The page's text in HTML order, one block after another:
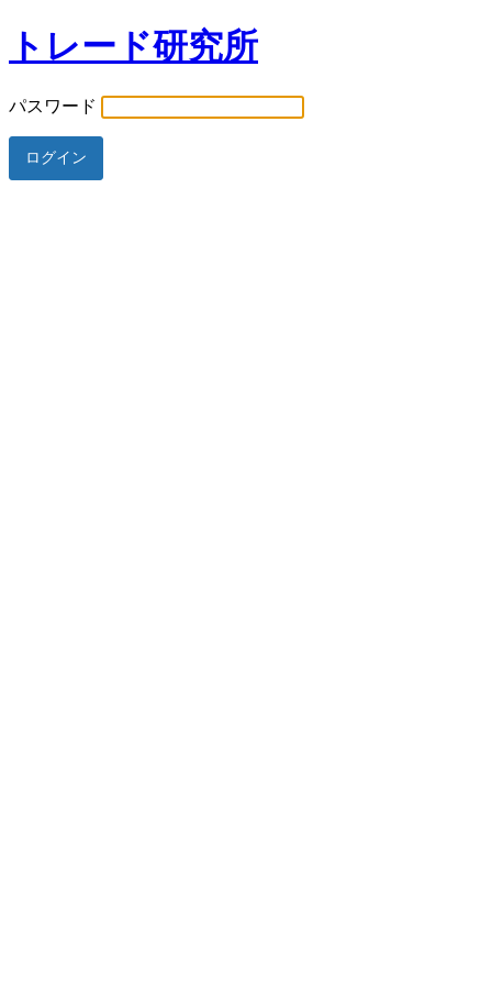
トレード研究所
パスワード